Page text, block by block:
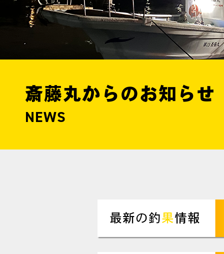
斎藤丸からのお知らせ
NEWS